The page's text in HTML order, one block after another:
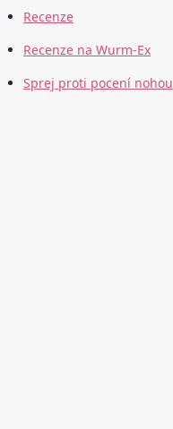
Recenze
Recenze na Wurm-Ex
Sprej proti pocení nohou